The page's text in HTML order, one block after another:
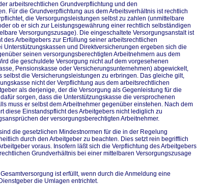
arbeitsrechtlichen Grundverpflichtung und den
Für die Grundverpflichtung aus dem Arbeitsverhältnis ist rechtlich
die Versorgungsleistungen selbst zu zahlen (unmittelbare
ob er sich zur Leistungsgewährung einer rechtlich selbständigen
Versorgungszusage). Die eingeschaltete Versorgungsanstalt ist
des Arbeitgebers zur Erfüllung seiner arbeitsrechtlichen
Unterstützungskassen und Direktversicherungen ergeben sich die
seinen versorgungsberechtigten Arbeitnehmern aus dem
die geschuldete Versorgung nicht auf dem vorgesehenen
Pensionskasse oder Versicherungsunternehmen) abgewickelt,
selbst die Versicherungsleistungen zu erbringen. Das gleiche gilt,
nicht der Verpflichtung aus dem arbeitsrechtlichen
als derjenige, der die Versorgung als Gegenleistung für die
sorgen, dass die Unterstützungskasse die versprochenen
muss er selbst dem Arbeitnehmer gegenüber einstehen. Nach dem
diese Einstandspflicht des Arbeitgebers nicht lediglich zu
der versorgungsberechtigten Arbeitnehmer.
die gesetzlichen Mindestnormen für die in der Regelung
durch den Arbeitgeber zu beachten. Dies setzt rein begrifflich
voraus. Insofern läßt sich die Verpflichtung des Arbeitgebers
Grundverhältnis bei einer mittelbaren Versorgungszusage
ist erfüllt, wenn durch die Anmeldung eine
die Umlagen entrichtet.